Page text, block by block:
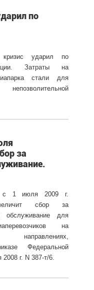
по
кризис ударил по
Затраты на
стали для
за
с 1 июля 2009 г.
сбор за
обслуживание для
на
направлениях,
Федеральной
г. N 387-т/6.